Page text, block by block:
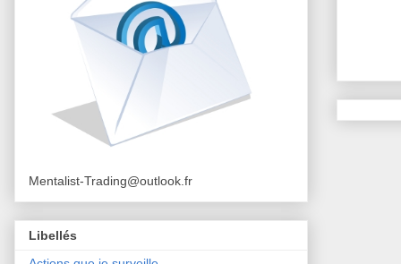
Mentalist-Trading@outlook.fr
Libellés